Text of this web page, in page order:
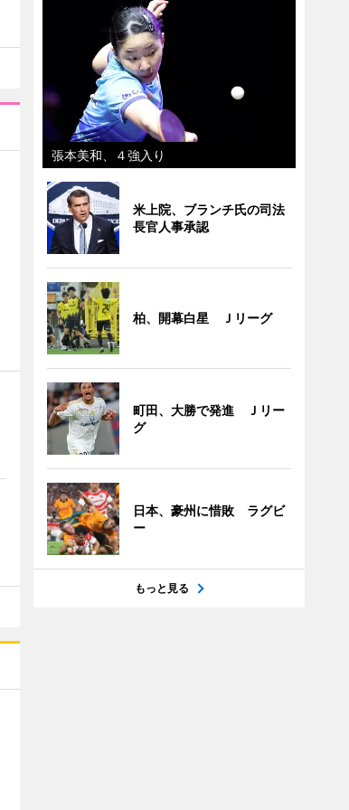
張本美和、４強入り
米上院、ブランチ氏の司法
長官人事承認
柏、開幕白星 Ｊリーグ
町田、大勝で発進 Ｊリー
グ
日本、豪州に惜敗 ラグビ
ー
もっと見る